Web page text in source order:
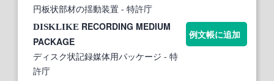
円板状部材の揺動装置 - 特許庁
DISKLIKE RECORDING MEDIUM
PACKAGE
ディスク状記録媒体用パッケージ - 特
許庁
例文帳に追加